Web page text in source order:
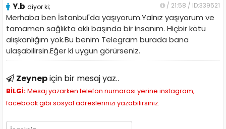
Y.b diyor ki; / 21:58 / ID:339521
Merhaba ben İstanbul'da yaşıyorum.Yalnız yaşıyorum ve
tamamen sağlıkta aklı başında bir insanım. Hiçbir kötü
alışkanlığım yok.Bu benim Telegram burada bana
ulaşabilirsin.Eğer ki uygun görürseniz.
Zeynepiçin bir mesaj yaz..
BİLGİ:Mesaj yazarken telefon numarası yerine instagram,
facebook gibi sosyal adreslerinizi yazabilirsiniz.